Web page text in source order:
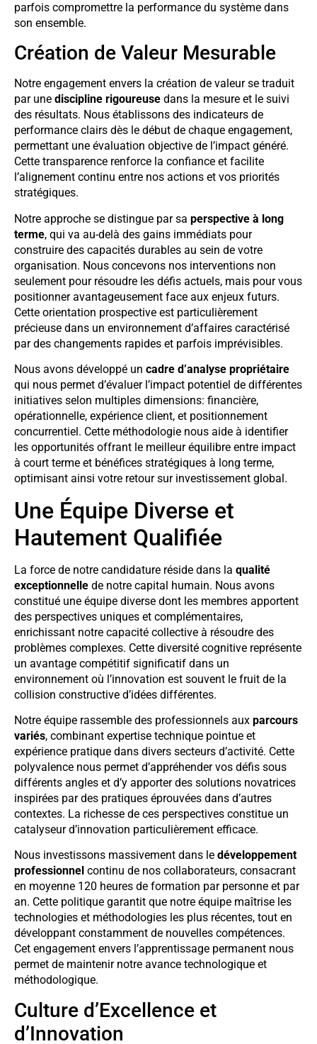
parfois compromettre la performance du système dans
son ensemble.
Création de Valeur Mesurable
Notre engagement envers la création de valeur se traduit
par une discipline rigoureuse dans la mesure et le suivi
des résultats. Nous établissons des indicateurs de
performance clairs dès le début de chaque engagement,
permettant une évaluation objective de l’impact généré.
Cette transparence renforce la confiance et facilite
l’alignement continu entre nos actions et vos priorités
stratégiques.
Notre approche se distingue par sa perspective à long
terme, qui va au-delà des gains immédiats pour
construire des capacités durables au sein de votre
organisation. Nous concevons nos interventions non
seulement pour résoudre les défis actuels, mais pour vous
positionner avantageusement face aux enjeux futurs.
Cette orientation prospective est particulièrement
précieuse dans un environnement d’affaires caractérisé
par des changements rapides et parfois imprévisibles.
Nous avons développé un cadre d’analyse propriétaire
qui nous permet d’évaluer l’impact potentiel de différentes
initiatives selon multiples dimensions: financière,
opérationnelle, expérience client, et positionnement
concurrentiel. Cette méthodologie nous aide à identifier
les opportunités offrant le meilleur équilibre entre impact
à court terme et bénéfices stratégiques à long terme,
optimisant ainsi votre retour sur investissement global.
Une Équipe Diverse et
Hautement Qualifiée
La force de notre candidature réside dans la qualité
exceptionnelle de notre capital humain. Nous avons
constitué une équipe diverse dont les membres apportent
des perspectives uniques et complémentaires,
enrichissant notre capacité collective à résoudre des
problèmes complexes. Cette diversité cognitive représente
un avantage compétitif significatif dans un
environnement où l’innovation est souvent le fruit de la
collision constructive d’idées différentes.
Notre équipe rassemble des professionnels aux parcours
variés, combinant expertise technique pointue et
expérience pratique dans divers secteurs d’activité. Cette
polyvalence nous permet d’appréhender vos défis sous
différents angles et d’y apporter des solutions novatrices
inspirées par des pratiques éprouvées dans d’autres
contextes. La richesse de ces perspectives constitue un
catalyseur d’innovation particulièrement efficace.
Nous investissons massivement dans le développement
professionnel continu de nos collaborateurs, consacrant
en moyenne 120 heures de formation par personne et par
an. Cette politique garantit que notre équipe maîtrise les
technologies et méthodologies les plus récentes, tout en
développant constamment de nouvelles compétences.
Cet engagement envers l’apprentissage permanent nous
permet de maintenir notre avance technologique et
méthodologique.
Culture d’Excellence et
d’Innovation